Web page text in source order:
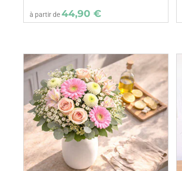
à partir de44,90 €